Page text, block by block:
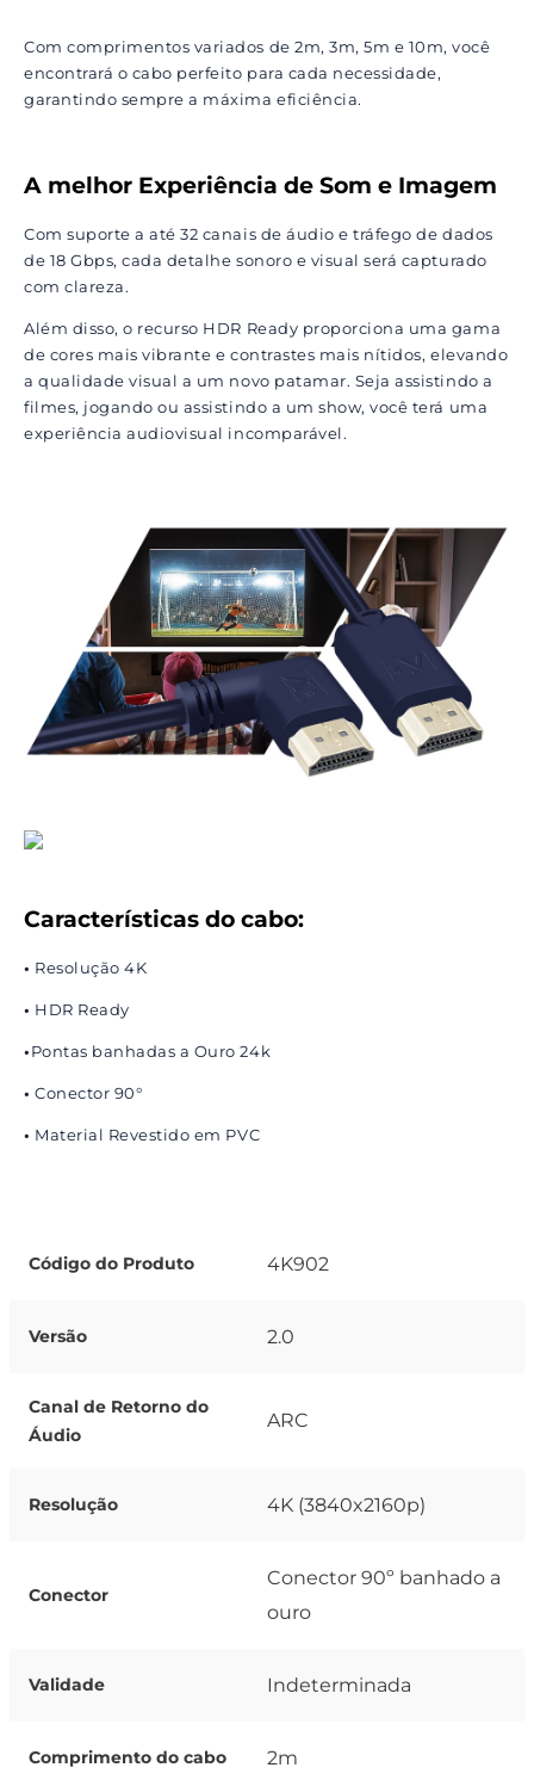
Com comprimentos variados de 2m, 3m, 5m e 10m, você
encontrará o cabo perfeito para cada necessidade,
garantindo sempre a máxima eficiência.
A melhor Experiência de Som e Imagem
Com suporte a até 32 canais de áudio e tráfego de dados
de 18 Gbps, cada detalhe sonoro e visual será capturado
com clareza.
Além disso, o recurso HDR Ready proporciona uma gama
de cores mais vibrante e contrastes mais nítidos, elevando
a qualidade visual a um novo patamar. Seja assistindo a
filmes, jogando ou assistindo a um show, você terá uma
experiência audiovisual incomparável.
Características do cabo:
• Resolução 4K
• HDR Ready
•Pontas banhadas a Ouro 24k
• Conector 90°
• Material Revestido em PVC
Código do Produto 4K902
Versão 2.0
Canal de Retorno do
Áudio
ARC
Resolução 4K (3840x2160p)
Conector
Conector 90º banhado a
ouro
Validade Indeterminada
Comprimento do cabo 2m